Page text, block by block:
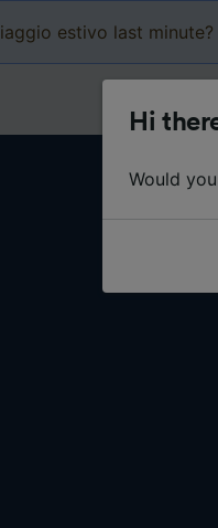
estivo last
Hi
Would